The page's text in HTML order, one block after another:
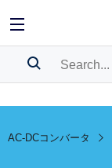
BOOKMARK
AC-DCコンバータ